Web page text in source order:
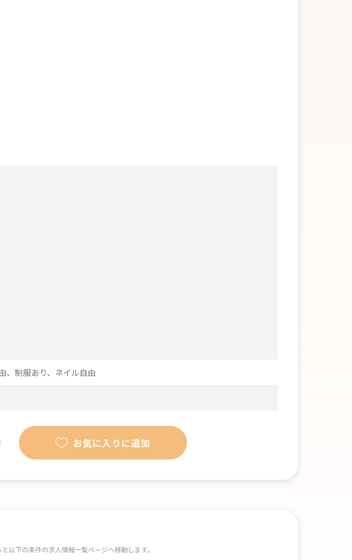
制服あり ネイル自由
お気に入りに追加
以下の条件の求人情報一覧ページへ移動します。